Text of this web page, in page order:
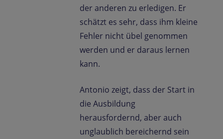
der anderen zu erledigen. Er
schätzt es sehr, dass ihm kleine
Fehler nicht übel genommen
werden und er daraus lernen
kann.
Antonio zeigt, dass der Start in
die Ausbildung
herausfordernd, aber auch
unglaublich bereichernd sein